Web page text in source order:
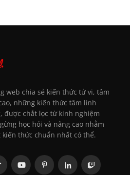
web chia sẻ kiến thức tử vi, tâm
những kiến thức tâm linh
được chắt lọc từ kinh nghiệm
học hỏi và nâng cao nhằm
thức chuẩn nhất có thể.